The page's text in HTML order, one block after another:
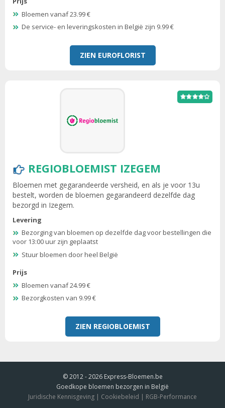
Bloemen vanaf 23.99 €
De service- en leveringskosten in België zijn 9.99 €
ZIEN EUROFLORIST
REGIOBLOEMIST IZEGEM
Bloemen met gegarandeerde versheid, en als je voor 13u
bestelt, worden de bloemen gegarandeerd dezelfde dag
bezorgd in Izegem.
Levering
Bezorging van bloemen op dezelfde dag voor bestellingen die
voor 13:00 uur zijn geplaatst
Stuur bloemen door heel België
Prijs
Bloemen vanaf 24.99 €
Bezorgkosten van 9.99 €
ZIEN REGIOBLOEMIST
© 2012 - 2026 Express-Bloemen.be
Goedkope bloemen bezorgen in België
Juridische Kennisgeving | Cookiebeleid | RGB-Performance